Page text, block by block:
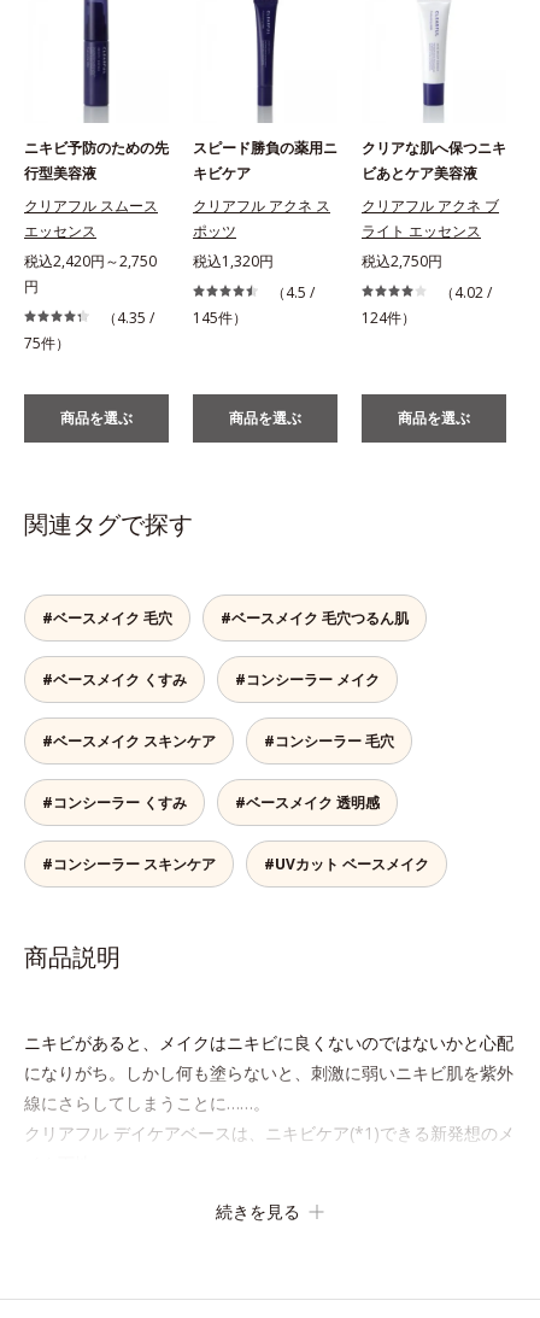
ニキビ予防のための先
行型美容液
クリアフル スムース
エッセンス
税込2,420円～2,750
円
（4.35 /
75件）
商品を選ぶ
スピード勝負の薬用ニ
キビケア
クリアフル アクネ ス
ポッツ
税込1,320円
（4.5 /
145件）
商品を選ぶ
クリアな肌へ保つニキ
ビあとケア美容液
クリアフル アクネ ブ
ライト エッセンス
税込2,750円
（4.02 /
124件）
商品を選ぶ
関連タグで探す
#ベースメイク 毛穴 #ベースメイク 毛穴つるん肌
#ベースメイク くすみ #コンシーラー メイク
#ベースメイク スキンケア #コンシーラー 毛穴
#コンシーラー くすみ #ベースメイク 透明感
#コンシーラー スキンケア #UVカット ベースメイク
商品説明
ニキビがあると、メイクはニキビに良くないのではないかと心配
になりがち。しかし何も塗らないと、刺激に弱いニキビ肌を紫外
線にさらしてしまうことに……。
クリアフル デイケアベースは、ニキビケア(*1)できる新発想のメ
しい処方なので、“ニキビをケアしたい”と“肌をキレイに見せた
続きを見る